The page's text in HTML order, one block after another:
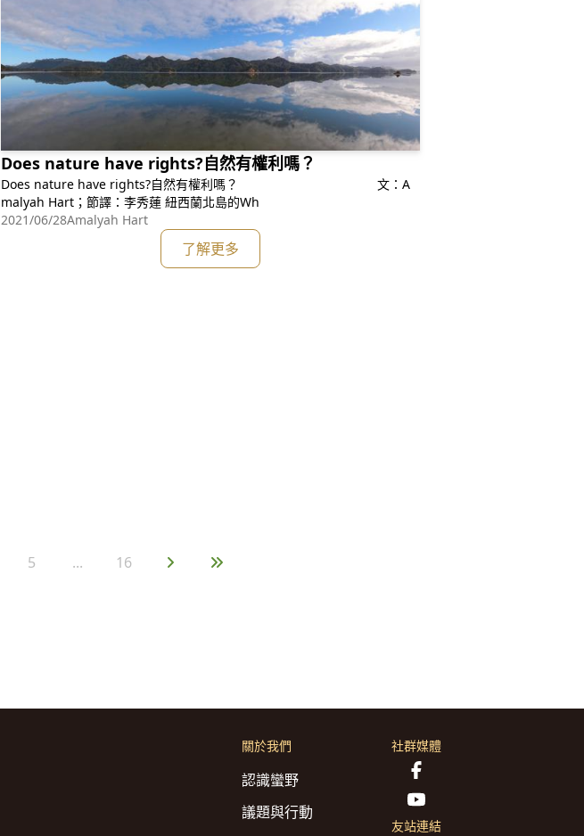
Does nature have rights?自然有權利嗎？
Does nature have rights?自然有權利嗎？ 文：A
malyah Hart；節譯：李秀蓮 紐西蘭北島的Wh
2021/06/28Amalyah Hart
了解更多
5 ... 16
關於我們
認識蠻野
議題與行動
社群媒體
友站連結